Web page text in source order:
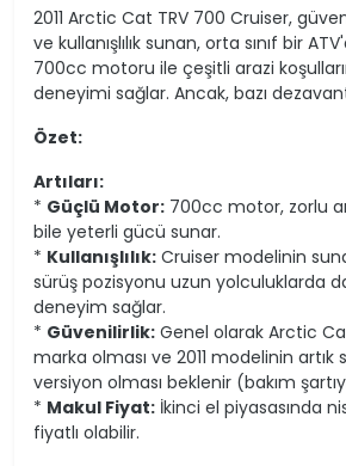
2011 Arctic Cat TRV 700 Cruiser,
ve kullanışlılık sunan, orta sınıf bir
700cc motoru ile çeşitli arazi
deneyimi sağlar. Ancak, bazı
Özet:
Artıları:
* Güçlü Motor: 700cc motor, zorlu
bile yeterli gücü sunar.
* Kullanışlılık: Cruiser modelinin
sürüş pozisyonu uzun yolculuklarda
deneyim sağlar.
* Güvenilirlik: Genel olarak Arctic
marka olması ve 2011 modelinin artık
versiyon olması beklenir (bakım
* Makul Fiyat: İkinci el piyasasında
fiyatlı olabilir.